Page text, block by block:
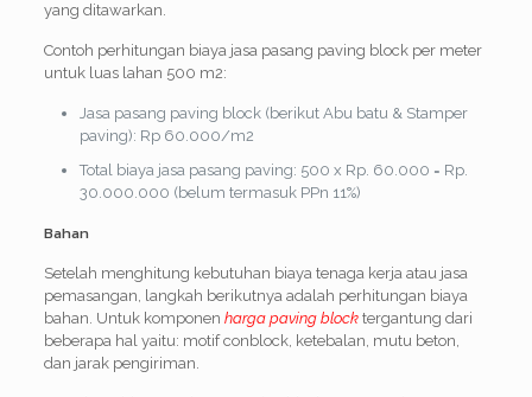
yang ditawarkan.
Contoh perhitungan biaya jasa pasang paving block per meter
untuk luas lahan 500 m2:
Jasa pasang paving block (berikut Abu batu & Stamper
paving): Rp 60.000/m2
Total biaya jasa pasang paving: 500 x Rp. 60.000 = Rp.
30.000.000 (belum termasuk PPn 11%)
Bahan
Setelah menghitung kebutuhan biaya tenaga kerja atau jasa
pemasangan, langkah berikutnya adalah perhitungan biaya
bahan. Untuk komponen harga paving blocktergantung dari
beberapa hal yaitu: motif conblock, ketebalan, mutu beton,
dan jarak pengiriman.